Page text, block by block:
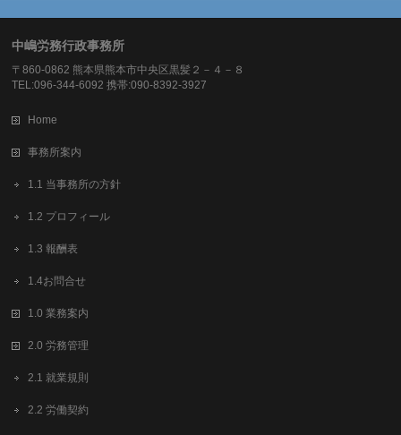
中嶋労務行政事務所
〒860-0862 熊本県熊本市中央区黒髪２－４－８
TEL:096-344-6092 携帯:090-8392-3927
Home
事務所案内
1.1 当事務所の方針
1.2 プロフィール
1.3 報酬表
1.4お問合せ
1.0 業務案内
2.0 労務管理
2.1 就業規則
2.2 労働契約